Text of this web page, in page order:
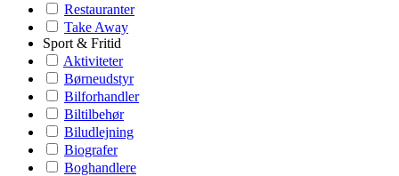
Restauranter
Take Away
Sport & Fritid
Aktiviteter
Børneudstyr
Bilforhandler
Biltilbehør
Biludlejning
Biografer
Boghandlere